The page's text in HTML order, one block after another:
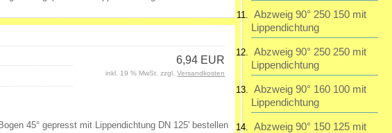
6,94 EUR
inkl. 19 % MwSt. zzgl.Versandkosten
Abzweig 90° 250 150 mit
Lippendichtung
Abzweig 90° 250 250 mit
Lippendichtung
Abzweig 90° 160 100 mit
Lippendichtung
Abzweig 90° 150 125 mit